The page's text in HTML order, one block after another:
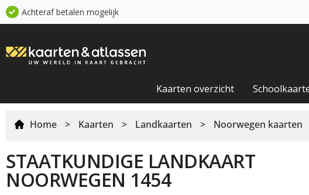
Achteraf betalen mogelijk
Kaarten overzicht
Home > Kaarten > Landkaarten > Noorwegen kaarten
STAATKUNDIGE LANDKAART
NOORWEGEN 1454